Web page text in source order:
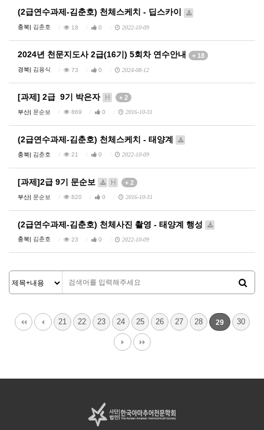
(2급연수과제-김춘호) 천체스케치 - 딥스카이
충북| 김춘호 18 0 2022-10-09
2024년 천문지도사 2급(16기) 5회차 연수안내 + 18
경북| 김용식 73 0 2024-08-12
[과제] 2급 9기 박은자 H + 2
부산| 문순보 869 0 2016-10-31
(2급연수과제-김춘호) 천체스케치 - 태양계
충북| 김춘호 21 0 2022-10-09
[과제]2급 9기 문순보 H + 2
부산| 문순보 820 0 2016-10-31
(2급연수과제-김춘호) 천체사진 촬영 - 태양계 행성
충북| 김춘호 23 0 2022-10-09
21 22 23 24 25 26 27 28 29 30